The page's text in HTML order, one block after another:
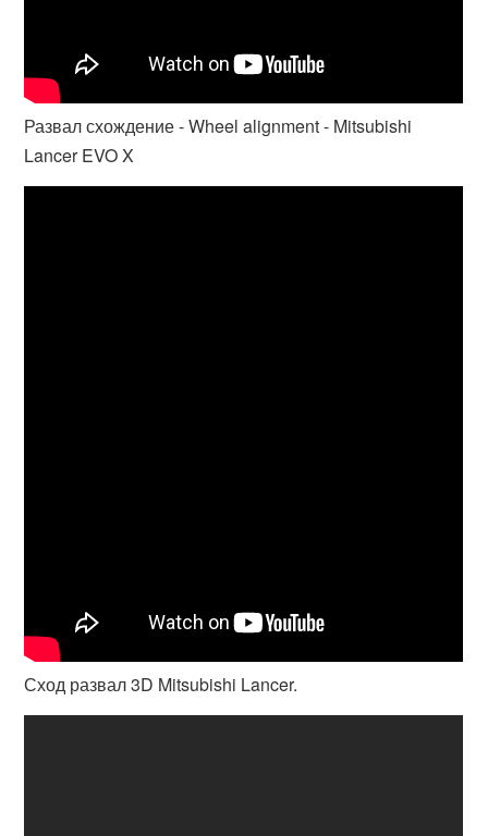
Развал схождение - Wheel alignment - Mitsubishi
Lancer EVO X
Сход развал 3D Mitsubishi Lancer.